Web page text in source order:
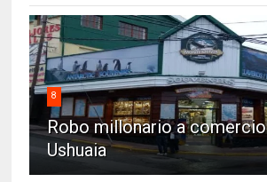
8
Robo millonario a
Ushuaia